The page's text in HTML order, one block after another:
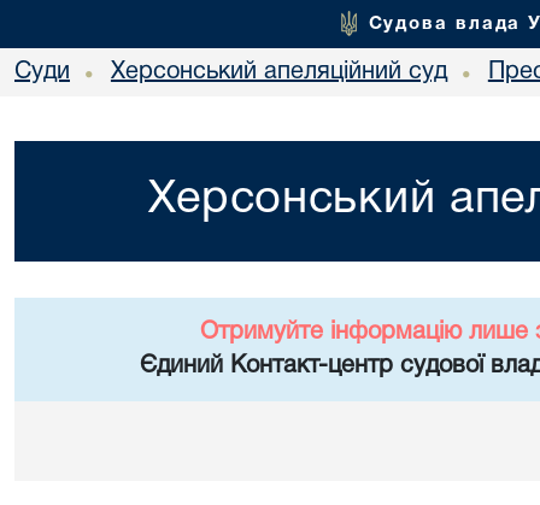
Судова влада
Суди • Херсонський апеляційний суд •
Херсонський
Отримуйте інформацію лише
Єдиний Контакт-центр судової